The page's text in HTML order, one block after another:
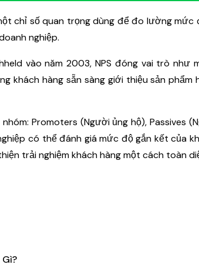
chỉ số quan trọng dùng để đo lường
nghiệp.
vào năm 2003, NPS đóng vai trò
khách hàng sẵn sàng giới thiệu sản
Promoters (Người ủng hộ), Passives
có thể đánh giá mức độ gắn kết
trải nghiệm khách hàng một cách toàn